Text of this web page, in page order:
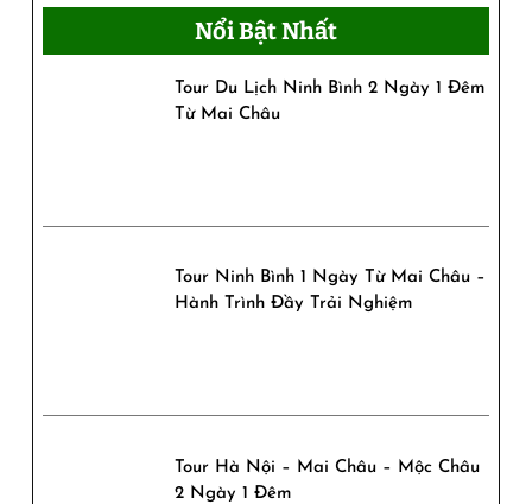
–
Duẩn
Nổi Bật Nhất
Tour Du Lịch Ninh Bình 2 Ngày 1 Đêm
Từ Mai Châu
Tour Ninh Bình 1 Ngày Từ Mai Châu –
Hành Trình Đầy Trải Nghiệm
Tour Hà Nội – Mai Châu – Mộc Châu
2 Ngày 1 Đêm